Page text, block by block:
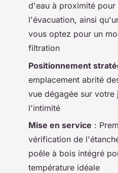
d'eau à proximité pour
l'évacuation, ainsi
vous optez pour un
filtration
Positionnement
emplacement abrité
vue dégagée sur
l'intimité
Mise en service :
vérification de
poêle à bois intégré
température idéale